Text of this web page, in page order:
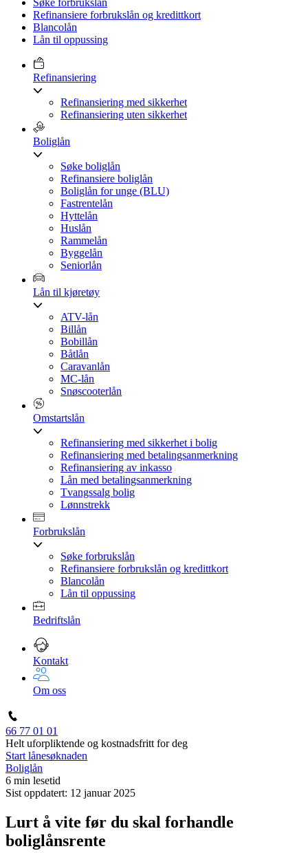
Søke forbrukslån
Refinansiere forbrukslån og kredittkort
Blancolån
Lån til oppussing
Refinansiering
Refinansiering med sikkerhet
Refinansiering uten sikkerhet
Boliglån
Søke boliglån
Refinansiere boliglån
Boliglån for unge (BLU)
Fastrentelån
Hyttelån
Huslån
Rammelån
Byggelån
Seniorlån
Lån til kjøretøy
ATV-lån
Billån
Bobillån
Båtlån
Caravanlån
MC-lån
Snøscooterlån
Omstartslån
Refinansiering med sikkerhet i bolig
Refinansiering med betalingsanmerkning
Refinansiering av inkasso
Lån med betalingsanmerkning
Tvangssalg bolig
Lønnstrekk
Forbrukslån
Søke forbrukslån
Refinansiere forbrukslån og kredittkort
Blancolån
Lån til oppussing
Bedriftslån
Kontakt
Om oss
66 77 01 01
Helt uforpliktende og kostnadsfritt for deg
Start lånesøknaden
Boliglån
6 min lesetid
Sist oppdatert: 12 januar 2025
Lurt å vite før du skal forhandle
boliglånsrente